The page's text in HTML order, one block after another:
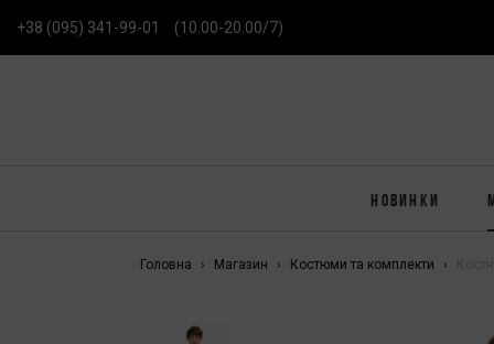
+38 (095) 341-99-01 (10.00-20.00/7)
НОВИНКИ
Головна Магазин Костюми та комплекти